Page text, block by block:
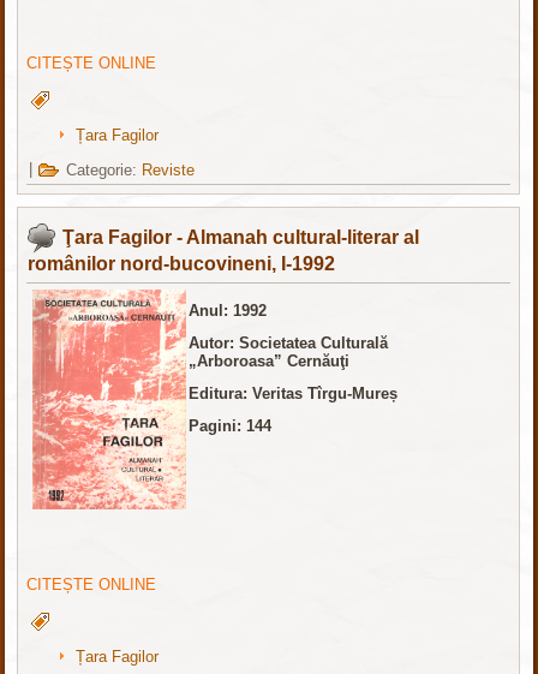
CITEȘTE ONLINE
Țara Fagilor
Categorie: Reviste
Ţara Fagilor - Almanah cultural-literar al
românilor nord-bucovineni, I-1992
Anul: 1992
Autor: Societatea Culturală
„Arboroasa” Cernăuţi
Editura: Veritas Tîrgu-Mureș
Pagini: 144
CITEȘTE ONLINE
Țara Fagilor